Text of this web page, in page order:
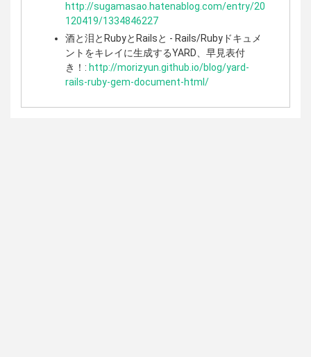
http://sugamasao.hatenablog.com/entry/20
120419/1334846227
酒と泪とRubyとRailsと - Rails/Rubyドキュメ
ントをキレイに生成するYARD、早見表付
き！: http://morizyun.github.io/blog/yard-
rails-ruby-gem-document-html/